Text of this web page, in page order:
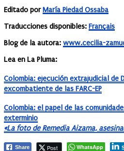
Editado porMaría Piedad Ossaba
Traducciones disponibles: Français
Blog de la autora: www.cecilia-
Lea en La Pluma:
Colombia: ejecución extrajudicial de
excombatiente de las FARC-EP
Colombia: el papel de las
exterminio
«La foto de Remedia Aizama,
Share Post WhatsApp